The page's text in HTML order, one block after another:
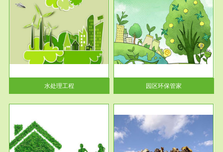
水处理工程
服务范围
园区环保管家
2016 年 4 月，环保部下发《关
于积极发挥环境保护作用促进供
给侧结...
园区环保管家
服务范围